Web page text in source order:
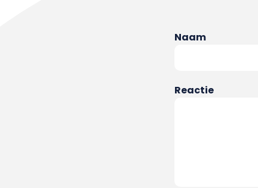
Naam
Reactie